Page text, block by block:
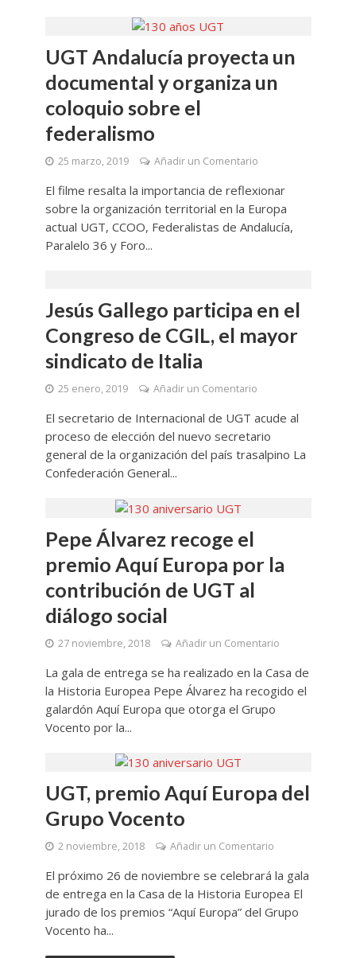
UGT Andalucía proyecta un
documental y organiza un
coloquio sobre el
federalismo
25 marzo, 2019 Añadir un Comentario
El filme resalta la importancia de reflexionar
sobre la organización territorial en la Europa
actual UGT, CCOO, Federalistas de Andalucía,
Paralelo 36 y Foro...
Jesús Gallego participa en el
Congreso de CGIL, el mayor
sindicato de Italia
25 enero, 2019 Añadir un Comentario
El secretario de Internacional de UGT acude al
proceso de elección del nuevo secretario
general de la organización del país trasalpino La
Confederación General...
Pepe Álvarez recoge el
premio Aquí Europa por la
contribución de UGT al
diálogo social
27 noviembre, 2018 Añadir un Comentario
La gala de entrega se ha realizado en la Casa de
la Historia Europea Pepe Álvarez ha recogido el
galardón Aquí Europa que otorga el Grupo
Vocento por la...
UGT, premio Aquí Europa del
Grupo Vocento
2 noviembre, 2018 Añadir un Comentario
El próximo 26 de noviembre se celebrará la gala
de entrega en la Casa de la Historia Europea El
jurado de los premios “Aquí Europa” del Grupo
Vocento ha...